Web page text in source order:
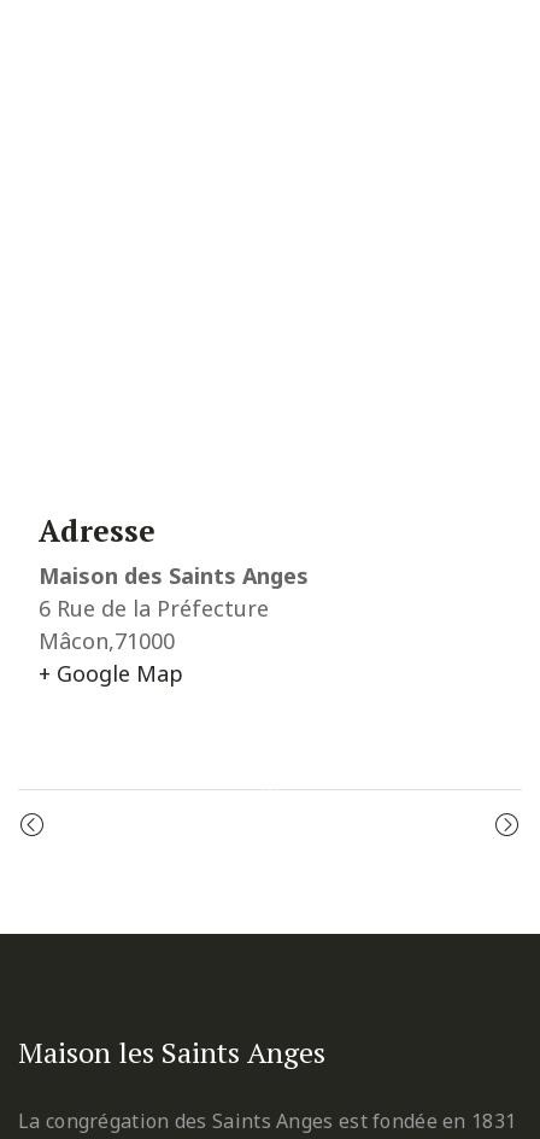
Adresse
Maison des Saints Anges
6 Rue de la Préfecture
Mâcon,71000
+ Google Map
Event
Maison les Saints Anges
La congrégation des Saints Anges est fondée en 1831